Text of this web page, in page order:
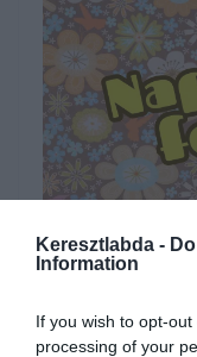
Keresztlabda -
Information
If you wish to opt-
processing of your